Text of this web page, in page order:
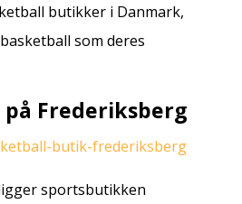
butikker i Danmark,
som deres
Frederiksberg
sportsbutikken